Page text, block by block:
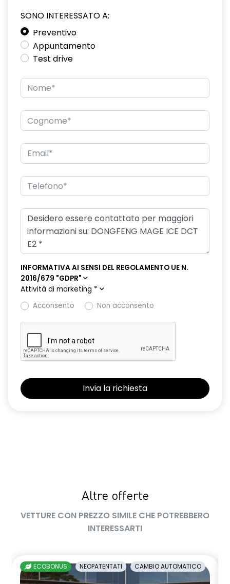
SONO INTERESSATO A:
Preventivo
Appuntamento
Test drive
INFORMATIVA AI SENSI DEL REGOLAMENTO UE N.
2016/679 "GDPR"
Attività di marketing *
Acconsento
Non acconsento
Altre offerte
VETTURE CON PREZZO SIMILE CHE POTREBBERO
INTERESSARTI
ECOBONUS NEOPATENTATI CAMBIO AUTOMATICO